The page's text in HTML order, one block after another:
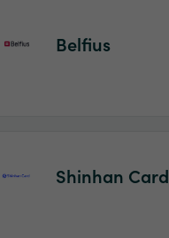
Belfius
Shinhan Card